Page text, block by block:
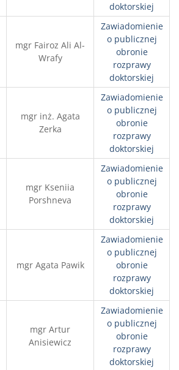
doktorskiej
mgr Fairoz Ali Al-
Wrafy
Zawiadomienie
o publicznej
obronie
rozprawy
doktorskiej
mgr inż. Agata
Zerka
Zawiadomienie
o publicznej
obronie
rozprawy
doktorskiej
mgr Kseniia
Porshneva
Zawiadomienie
o publicznej
obronie
rozprawy
doktorskiej
mgr Agata Pawik
Zawiadomienie
o publicznej
obronie
rozprawy
doktorskiej
mgr Artur
Anisiewicz
Zawiadomienie
o publicznej
obronie
rozprawy
doktorskiej